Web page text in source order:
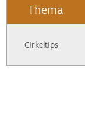
Thema
Cirkeltips